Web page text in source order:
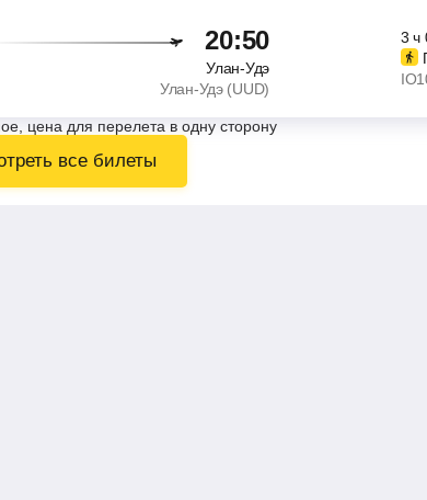
20:50
Улан-Удэ
Улан-Удэ (UUD)
3ч
цена для перелета в одну сторону
все билеты